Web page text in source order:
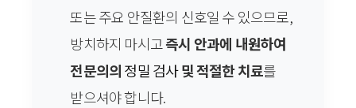
또는 주요 안질환의 신호일 수 있으므로,
방치하지 마시고즉시 안과에 내원하여
전문의의정밀 검사및 적절한 치료를
받으셔야 합니다.